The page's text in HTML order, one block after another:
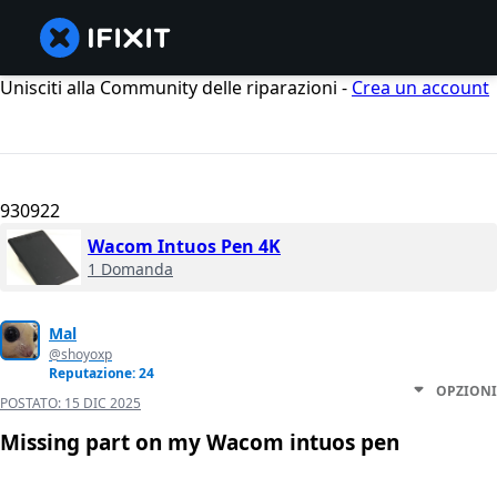
Unisciti alla Community delle riparazioni - Crea un account
930922
Wacom Intuos Pen 4K
1 Domanda
Mal
@shoyoxp
Reputazione: 24
POSTATO: 15 DIC 2025
OPZIONI
Missing part on my Wacom intuos pen